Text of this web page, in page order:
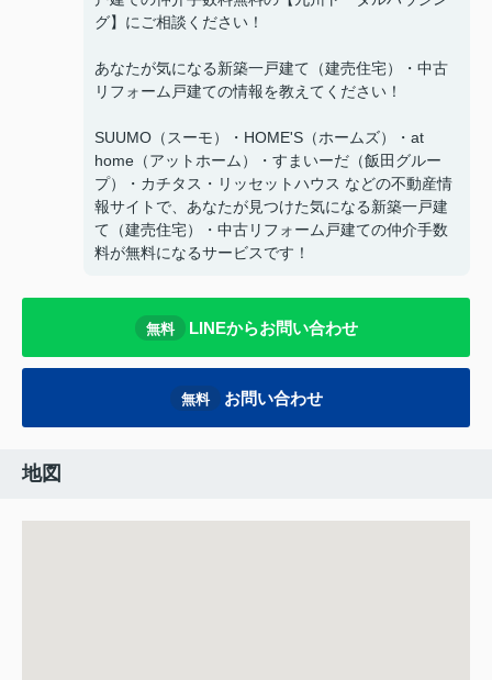
グ】にご相談ください！
あなたが気になる新築一戸建て（建売住宅）・中古
リフォーム戸建ての情報を教えてください！
SUUMO（スーモ）・HOME'S（ホームズ）・at
home（アットホーム）・すまいーだ（飯田グルー
プ）・カチタス・リッセットハウス などの不動産情
報サイトで、あなたが見つけた気になる新築一戸建
て（建売住宅）・中古リフォーム戸建ての仲介手数
料が無料になるサービスです！
無料 LINEからお問い合わせ
無料 お問い合わせ
地図